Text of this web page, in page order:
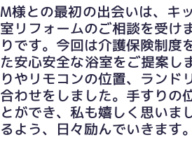
M様との最初の出会いは、キ
室リフォームのご相談を受け
りです。今回は介護保険制度
た安心安全な浴室をご提案し
りやリモコンの位置、ランド
合わせをしました。手すりの
とができ、私も嬉しく思いま
るよう、日々励んでいきます。